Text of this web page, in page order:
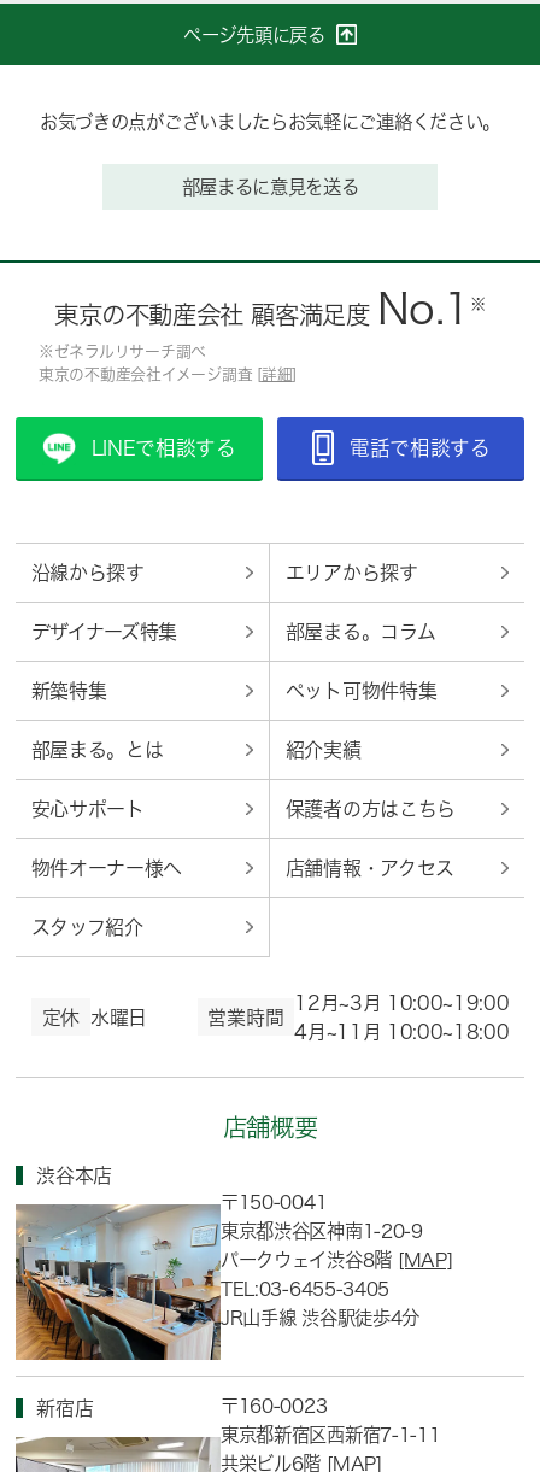
ページ先頭に戻る
お気づきの点がございましたらお気軽にご連絡ください。
部屋まるに意見を送る
東京の不動産会社 顧客満足度 No.1 ※
※ゼネラルリサーチ調べ
東京の不動産会社イメージ調査 [ 詳細
LINEで相談する 電話で相談する
沿線から探す エリアから探す
デザイナーズ特集 部屋まる。コラム
新築特集 ペット可物件特集
部屋まる。とは 紹介実績
安心サポート 保護者の方はこちら
物件オーナー様へ 店舗情報・アクセス
スタッフ紹介
定休 水曜日 営業時間
12月~3月 10:00~19:00
4月~11月 10:00~18:00
店舗概要
渋谷本店
〒150-0041
東京都渋谷区神南1-20-9
パークウェイ渋谷8階 [MAP]
TEL:03-6455-3405
JR山手線 渋谷駅徒歩4分
新宿店
〒160-0023
東京都新宿区西新宿7-1-11
共栄ビル6階 [MAP]